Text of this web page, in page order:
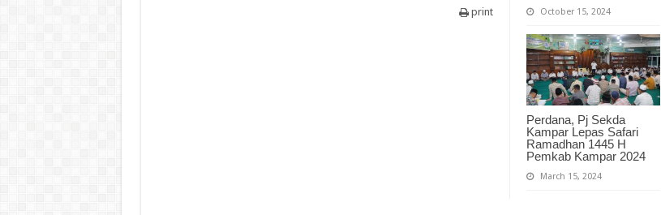
October 15, 2024
Perdana, Pj Sekda
Kampar Lepas Safari
Ramadhan 1445 H
Pemkab Kampar 2024
March 15, 2024
print